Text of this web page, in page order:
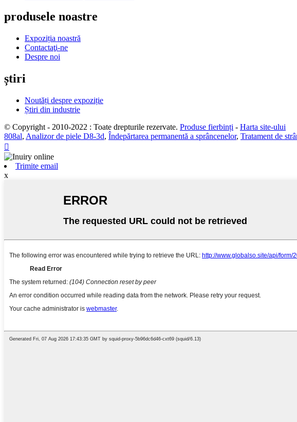
produsele noastre
Expoziția noastră
Contactaţi-ne
Despre noi
știri
Noutăți despre expoziție
Știri din industrie
© Copyright - 2010-2022 : Toate drepturile rezervate. Produse fierbinți - Harta site-ului
808al, Analizor de piele D8-3d, Îndepărtarea permanentă a sprâncenelor, Tratament de

Trimite email
x